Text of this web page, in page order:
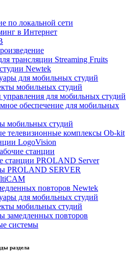
по локальной сети
в Интернет
трансляции Streaming Fruits
Newtek
для мобильных студий
мобильных студий
для мобильных студий
обеспечение для мобильных
мобильных студий
телевизионные комплексы Ob-kit
LogoVision
станции
станции PROLAND Server
PROLAND SERVER
повторов Newtek
для мобильных студий
мобильных студий
замедленных повторов
системы
раздела